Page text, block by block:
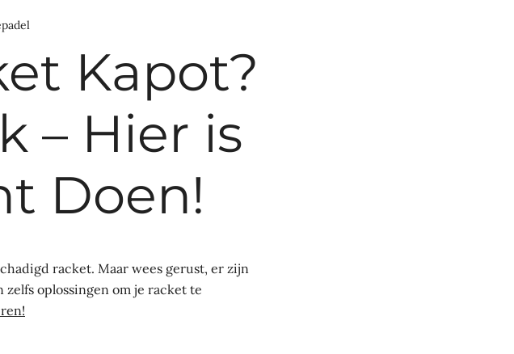
Kapot?
– Hier is
Doen!
racket. Maar wees gerust, er zijn
oplossingen om je racket te